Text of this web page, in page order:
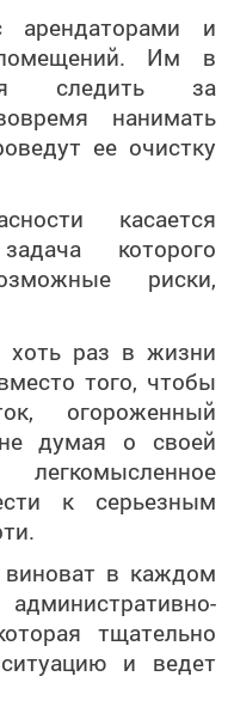
арендаторами и
Им в
следить за
нанимать
ее очистку
касается
которого
риски,
хоть раз в жизни
того, чтобы
огороженный
думая о своей
к серьезным
виноват в каждом
тщательно
и ведет